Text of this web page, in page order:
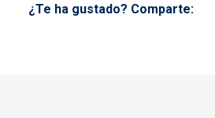
¿Te ha gustado? Comparte: